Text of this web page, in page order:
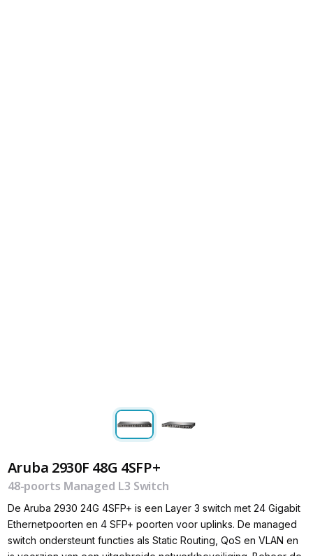
Aruba 2930F 48G 4SFP+
48-poorts Managed L3 Switch
De Aruba 2930 24G 4SFP+ is een Layer 3 switch met 24 Gigabit
Ethernetpoorten en 4 SFP+ poorten voor uplinks. De managed
switch ondersteunt functies als Static Routing, QoS en VLAN en